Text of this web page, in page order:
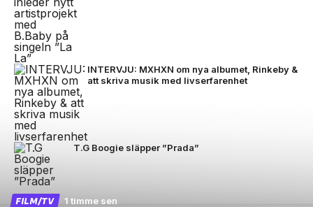
INTERVJU: MXHXN om nya albumet, Rinkeby &
att skriva musik med livserfarenhet
T.G Boogie släpper ”Prada”
FILM/TV 1 timme sen